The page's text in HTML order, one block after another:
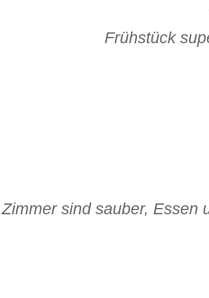
Frühstück
Zimmer sind sauber, Essen